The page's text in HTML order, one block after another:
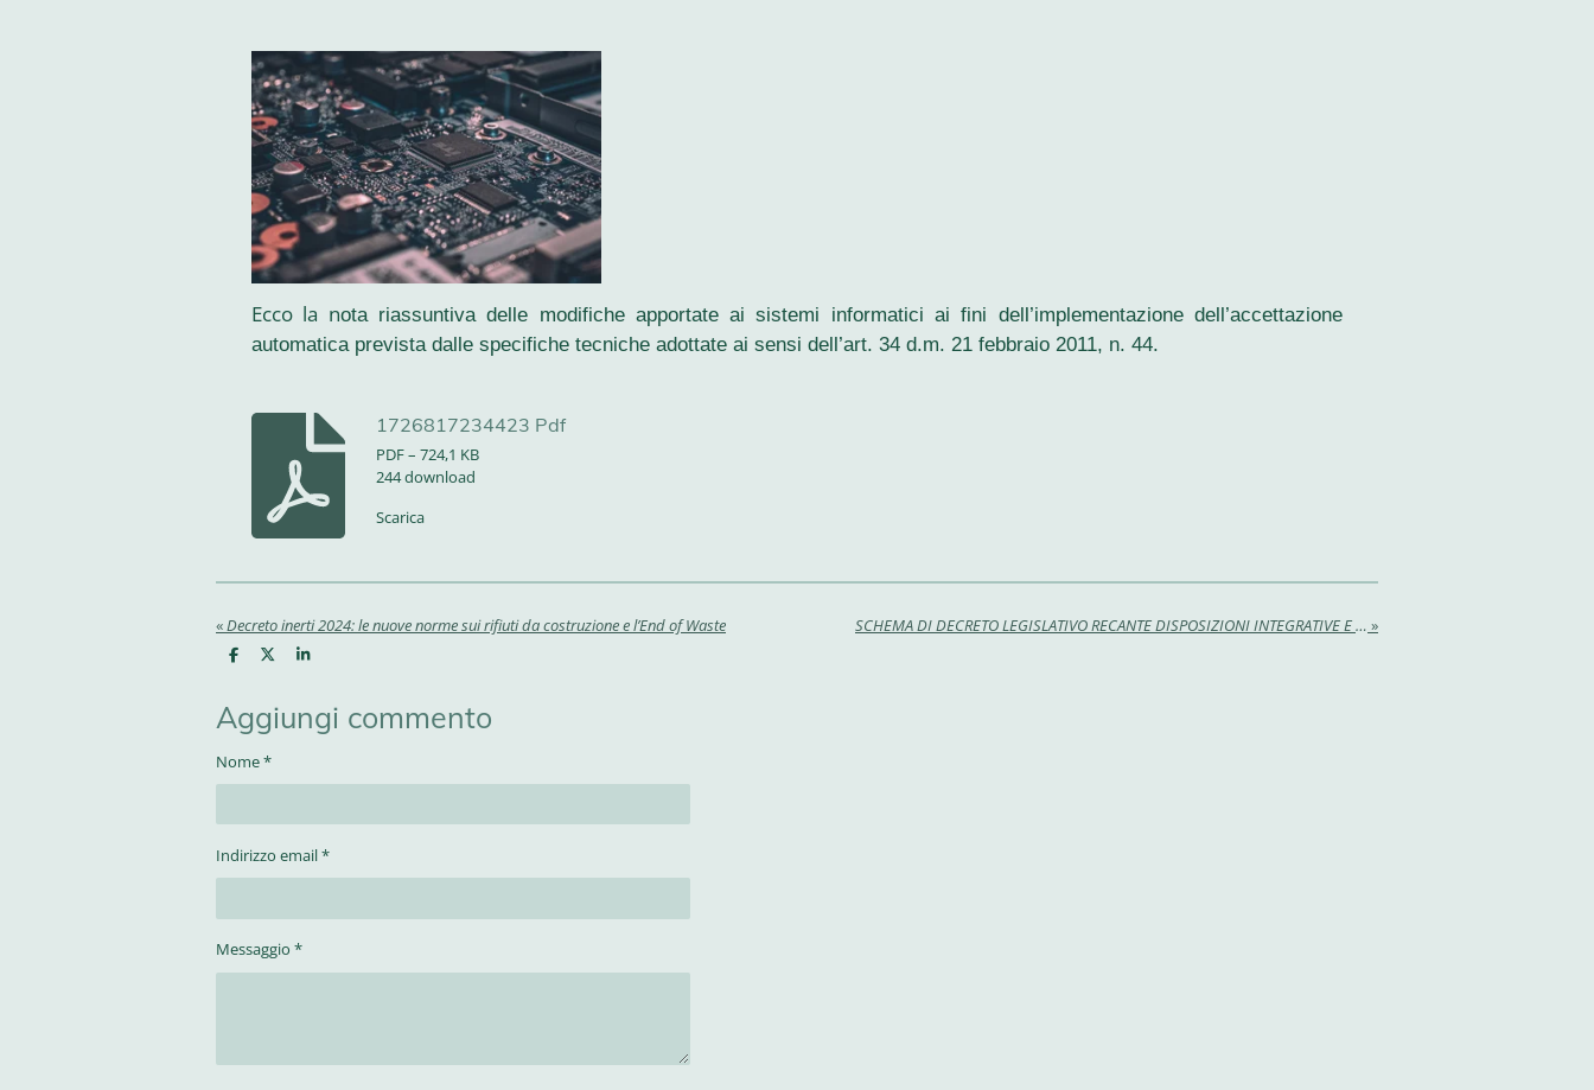
Ecco la nota riassuntiva delle modifiche apportate ai sistemi informatici ai fini dell’implementazione dell’accettazione
automatica prevista dalle specifiche tecniche adottate ai sensi dell’art. 34 d.m. 21 febbraio 2011, n. 44.
1726817234423 Pdf
PDF – 724,1 KB
244 download
Scarica
« Decreto inerti 2024: le nuove norme sui rifiuti da costruzione e l’End of Waste SCHEMA DI DECRETO LEGISLATIVO RECANTE DISPOSIZIONI INTEGRATIVE E CORRETTIVE AL DECRETO LEGISLATIVO 10 OTTOBRE 2022, N. 149, IN MATERIA DI MEDIAZIONE CIVILE E COMMERCIALE E NEGOZIAZIONE ASSISTITA »
C
i
d
i
C
d
i
v
i
d
i
C
i
i
Aggiungi commento
Nome *
Indirizzo email *
Messaggio *